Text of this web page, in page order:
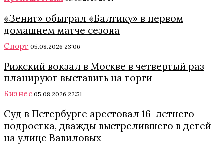
«Зенит» обыграл «Балтику» в первом
домашнем матче сезона
Спорт 05.08.2026 23:06
Рижский вокзал в Москве в четвертый раз
планируют выставить на торги
Бизнес 05.08.2026 22:51
Суд в Петербурге арестовал 16-летнего
подростка, дважды выстрелившего в детей
на улице Вавиловых